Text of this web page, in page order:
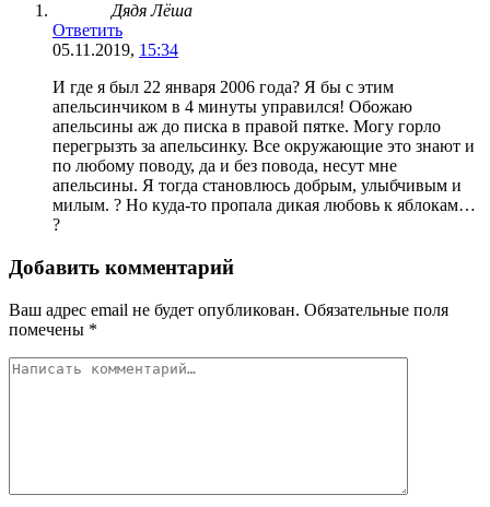
Дядя Лёша
Ответить
05.11.2019, 15:34
И где я был 22 января 2006 года? Я бы с этим
апельсинчиком в 4 минуты управился! Обожаю
апельсины аж до писка в правой пятке. Могу горло
перегрызть за апельсинку. Все окружающие это знают и
по любому поводу, да и без повода, несут мне
апельсины. Я тогда становлюсь добрым, улыбчивым и
милым. ? Но куда-то пропала дикая любовь к яблокам…
?
Добавить комментарий
Ваш адрес email не будет опубликован. Обязательные поля
помечены *